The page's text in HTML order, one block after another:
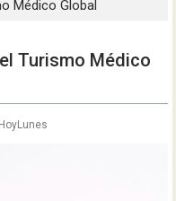
Médico Global
Turismo Médico